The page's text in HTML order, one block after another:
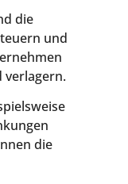
die
und
verlagern.
die